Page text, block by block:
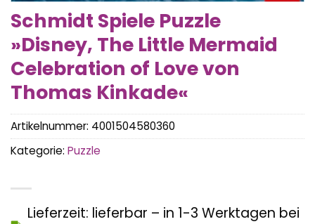
Schmidt Spiele Puzzle
»Disney, The Little Mermaid
Celebration of Love von
Thomas Kinkade«
Lieferzeit: lieferbar – in 1-3 Werktagen bei
Artikelnummer: 4001504580360
Kategorie: Puzzle